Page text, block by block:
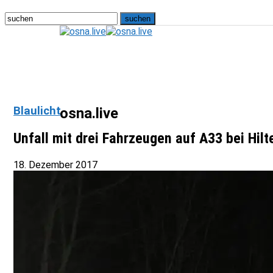
osna.live
Blaulicht
Unfall mit drei Fahrzeugen auf A33 bei
18. Dezember 2017